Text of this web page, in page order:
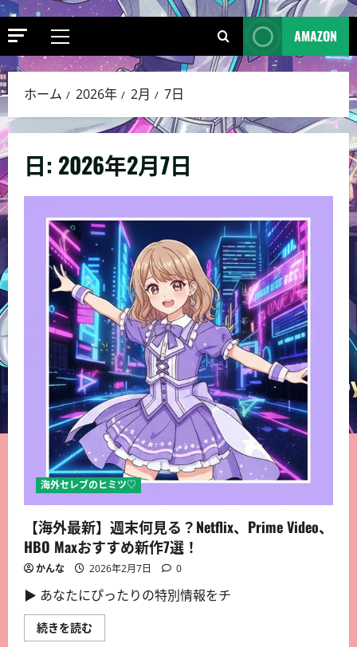
AMAZON
ホーム 2026年 2月 7日
日: 2026年2月7日
海外セレブのヒミツ♡
【海外最新】週末何見る？Netflix、Prime Video、
HBO Maxおすすめ新作7選！
かんな 2026年2月7日 0
▶︎ あなたにぴったりの特別情報をチ
続きを読む